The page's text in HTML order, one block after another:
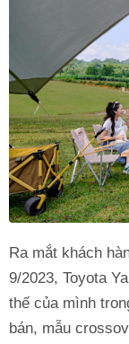
Ra mắt khách
9/2023, Toyota
thế của mình
bán, mẫu